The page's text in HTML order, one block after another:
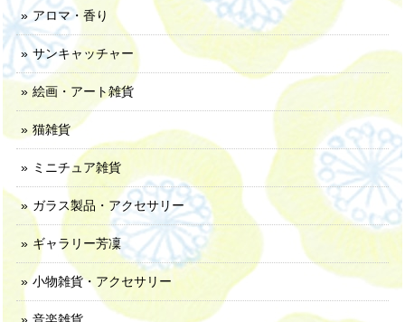
アロマ・香り
サンキャッチャー
絵画・アート雑貨
猫雑貨
ミニチュア雑貨
ガラス製品・アクセサリー
ギャラリー芳凜
小物雑貨・アクセサリー